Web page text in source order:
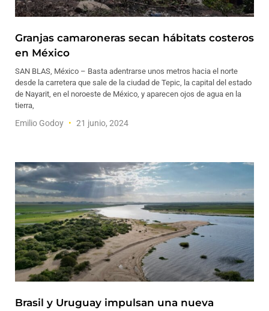
Granjas camaroneras secan hábitats costeros
en México
SAN BLAS, México – Basta adentrarse unos metros hacia el norte
desde la carretera que sale de la ciudad de Tepic, la capital del estado
de Nayarit, en el noroeste de México, y aparecen ojos de agua en la
tierra,
Emilio Godoy 21 junio, 2024
Brasil y Uruguay impulsan una nueva